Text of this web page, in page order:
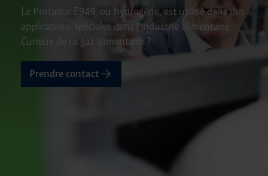
Le Protadur E949, ou hydrogène, est utilisé dans des
applications spéciales dans l'industrie alimentaire.
Curieux de ce gaz alimentaire ?
Prendre contact